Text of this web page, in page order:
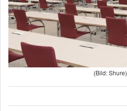
(Bild: Shure)